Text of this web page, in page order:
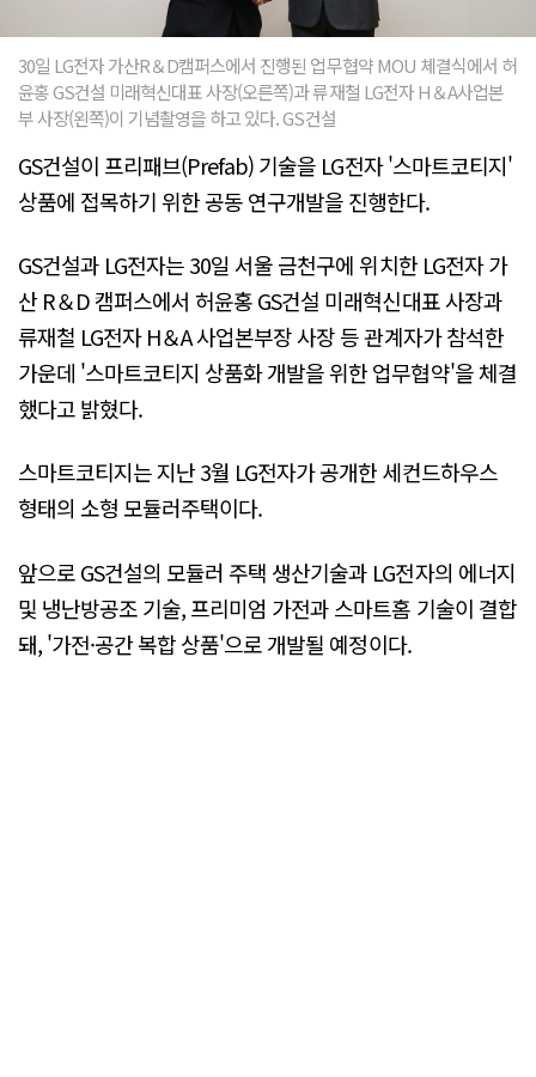
30일 LG전자 가산R＆D캠퍼스에서 진행된 업무협약 MOU 체결식에서 허
윤홍 GS건설 미래혁신대표 사장(오른쪽)과 류재철 LG전자 H＆A사업본
부 사장(왼쪽)이 기념촬영을 하고 있다. GS건설
GS건설이 프리패브(Prefab) 기술을 LG전자 '스마트코티지'
상품에 접목하기 위한 공동 연구개발을 진행한다.
GS건설과 LG전자는 30일 서울 금천구에 위치한 LG전자 가
산 R＆D 캠퍼스에서 허윤홍 GS건설 미래혁신대표 사장과
류재철 LG전자 H＆A 사업본부장 사장 등 관계자가 참석한
가운데 '스마트코티지 상품화 개발을 위한 업무협약'을 체결
했다고 밝혔다.
스마트코티지는 지난 3월 LG전자가 공개한 세컨드하우스
형태의 소형 모듈러주택이다.
앞으로 GS건설의 모듈러 주택 생산기술과 LG전자의 에너지
및 냉난방공조 기술, 프리미엄 가전과 스마트홈 기술이 결합
돼, '가전·공간 복합 상품'으로 개발될 예정이다.